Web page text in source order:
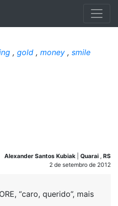
, gold , money , smile
Alexander Santos Kubiak Quarai , RS
2 de setembro de 2012
“caro, querido”, mais